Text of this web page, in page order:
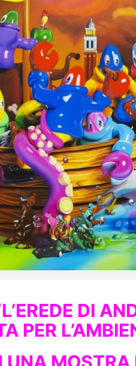
DI
PER